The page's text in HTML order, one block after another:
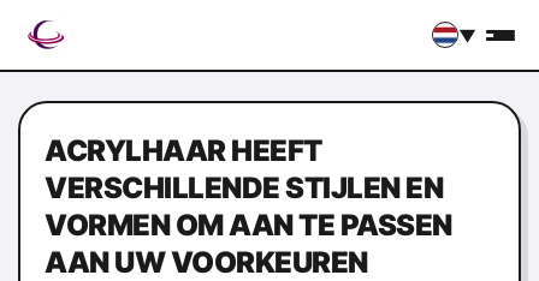
▼
ACRYLHAAR HEEFT
VERSCHILLENDE STIJLEN EN
VORMEN OM AAN TE PASSEN
AAN UW VOORKEUREN